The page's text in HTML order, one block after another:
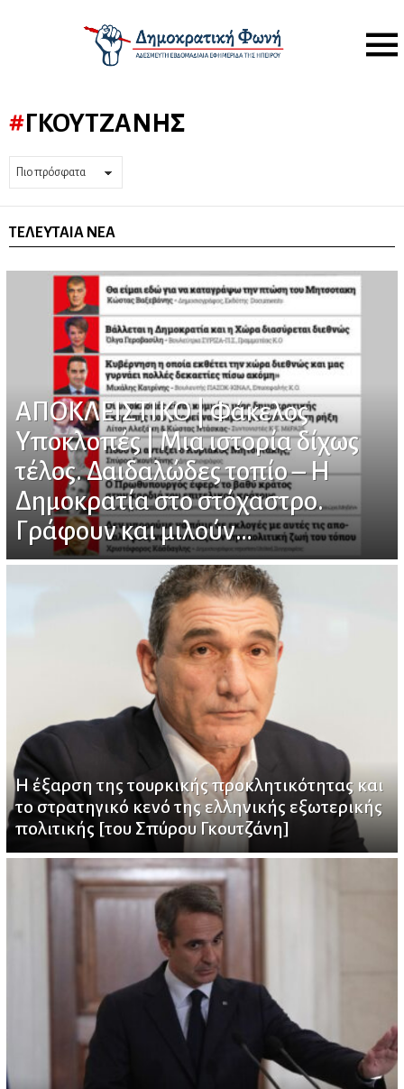
Menu
ΓΚΟΥΤΖΆΝΗΣ
ΤΕΛΕΥΤΑΊΑ ΝΈΑ
ΑΠΟΚΛΕΙΣΤΙΚΟ | Φάκελος
Υποκλοπές | Μια ιστορία δίχως
τέλος. Δαιδαλώδες τοπίο – H
Δημοκρατία στο στόχαστρο.
Γράφουν και μιλούν…
Η έξαρση της τουρκικής προκλητικότητας και
το στρατηγικό κενό της ελληνικής εξωτερικής
πολιτικής [του Σπύρου Γκουτζάνη]